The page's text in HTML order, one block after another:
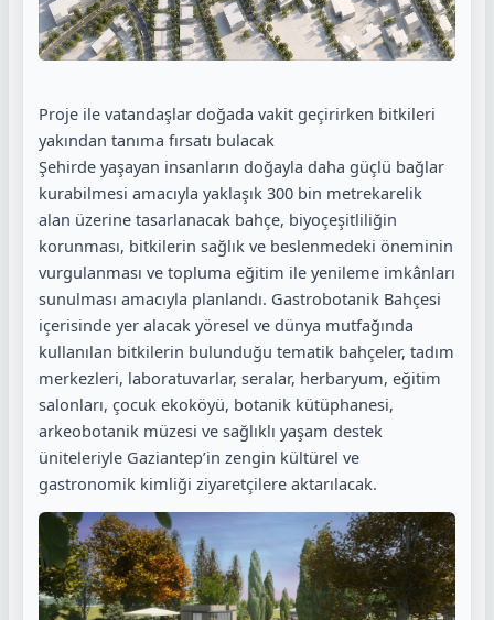
Proje ile vatandaşlar doğada vakit geçirirken bitkileri
yakından tanıma fırsatı bulacak
Şehirde yaşayan insanların doğayla daha güçlü bağlar
kurabilmesi amacıyla yaklaşık 300 bin metrekarelik
alan üzerine tasarlanacak bahçe, biyoçeşitliliğin
korunması, bitkilerin sağlık ve beslenmedeki öneminin
vurgulanması ve topluma eğitim ile yenileme imkânları
sunulması amacıyla planlandı. Gastrobotanik Bahçesi
içerisinde yer alacak yöresel ve dünya mutfağında
kullanılan bitkilerin bulunduğu tematik bahçeler, tadım
merkezleri, laboratuvarlar, seralar, herbaryum, eğitim
salonları, çocuk ekoköyü, botanik kütüphanesi,
arkeobotanik müzesi ve sağlıklı yaşam destek
üniteleriyle Gaziantep’in zengin kültürel ve
gastronomik kimliği ziyaretçilere aktarılacak.